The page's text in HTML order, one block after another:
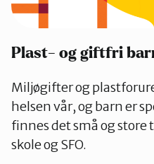
Plast- og giftfri
Miljøgifter og
helsen vår, og barn er
finnes det små og
skole og SFO.